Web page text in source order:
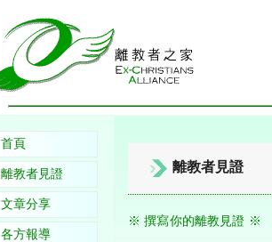
首頁
離教者見證
文章分享
各方報導
離教者見證
※ 撰寫你的離教見證 ※